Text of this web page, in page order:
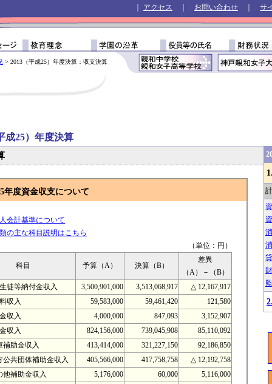
アクセス お問い合わせ サ
> 2013（平成25）年度決算：収支決算
成25）年度決算
年度資金収支について
会計基準について
の主な科目説明はこちら
（単位：円）
科目 予算（A） 決算（B）
差異
（A）－（B）
徒等納付金収入
3,500,901,000 3,513,068,917
△ 12,167,917
収入
59,583,000 59,461,420
121,580
収入
4,000,000 847,093
3,152,907
収入
824,156,000 739,045,908
85,110,092
助金収入
413,414,000 321,227,150
92,186,850
共団体補助金収入
405,566,000 417,758,758
△ 12,192,758
補助金収入
5,176,000 60,000
5,116,000